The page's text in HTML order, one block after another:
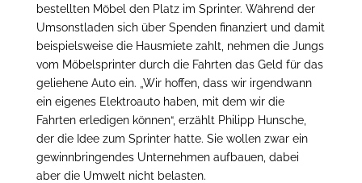
bestellten Möbel den Platz im Sprinter. Während der
Umsonstladen sich über Spenden finanziert und damit
beispielsweise die Hausmiete zahlt, nehmen die Jungs
vom Möbelsprinter durch die Fahrten das Geld für das
geliehene Auto ein. „Wir hoffen, dass wir irgendwann
ein eigenes Elektroauto haben, mit dem wir die
Fahrten erledigen können“, erzählt Philipp Hunsche,
der die Idee zum Sprinter hatte. Sie wollen zwar ein
gewinnbringendes Unternehmen aufbauen, dabei
aber die Umwelt nicht belasten.